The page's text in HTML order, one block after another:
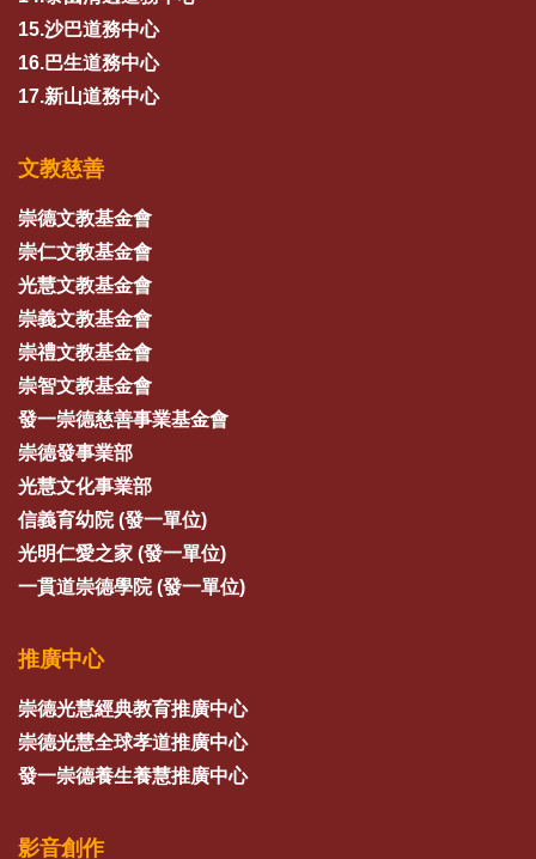
15.沙巴道務中心
16.巴生道務中心
17.新山道務中心
文教慈善
崇德文教基金會
崇仁文教基金會
光慧文教基金會
崇義文教基金會
崇禮文教基金會
崇智文教基金會
發一崇德慈善事業基金會
崇德發事業部
光慧文化事業部
信義育幼院 (發一單位)
光明仁愛之家 (發一單位)
一貫道崇德學院 (發一單位)
推廣中心
崇德光慧經典教育推廣中心
崇德光慧全球孝道推廣中心
發一崇德養生養慧推廣中心
影音創作